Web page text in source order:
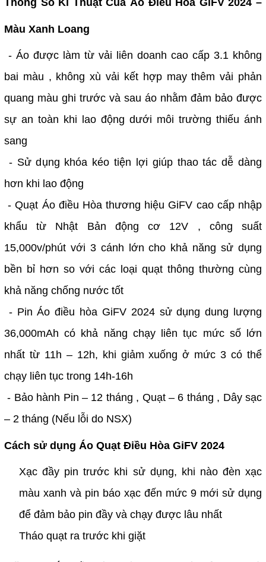
Thông Số Kĩ Thuật Của Áo Điều Hòa GiFV 2024 –
Màu Xanh Loang
- Áo được làm từ vải liên doanh cao cấp 3.1 không
bai màu , không xù vải kết hợp may thêm vải phản
quang màu ghi trước và sau áo nhằm đảm bảo được
sự an toàn khi lao động dưới môi trường thiếu ánh
sang
- Sử dụng khóa kéo tiện lợi giúp thao tác dễ dàng
hơn khi lao động
- Quạt Áo điều Hòa thương hiệu GiFV cao cấp nhập
khẩu từ Nhật Bản động cơ 12V , công suất
15,000v/phút với 3 cánh lớn cho khả năng sử dụng
bền bỉ hơn so với các loại quạt thông thường cùng
khả năng chống nước tốt
- Pin Áo điều hòa GiFV 2024 sử dụng dung lượng
36,000mAh có khả năng chạy liên tục mức số lớn
nhất từ 11h – 12h, khi giảm xuống ở mức 3 có thể
chạy liên tục trong 14h-16h
- Bảo hành Pin – 12 tháng , Quạt – 6 tháng , Dây sạc
– 2 tháng (Nếu lỗi do NSX)
Cách sử dụng Áo Quạt Điều Hòa GiFV 2024
Xạc đầy pin trước khi sử dụng, khi nào đèn xạc
màu xanh và pin báo xạc đến mức 9 mới sử dụng
để đảm bảo pin đầy và chạy được lâu nhất
Tháo quạt ra trước khi giặt